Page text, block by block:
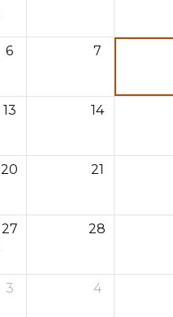
6 7
13 14
20 21
27
28
3 4